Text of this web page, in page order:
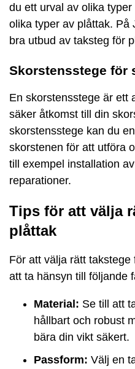
du ett urval av olika
olika typer av plåttak. På
bra utbud av taksteg för
Skorstensstege för
En skorstensstege är ett
säker åtkomst till din
skorstensstege kan du
skorstenen för att utföra
till exempel installation
reparationer.
Tips för att välja
plåttak
För att välja rätt
att ta hänsyn till följande
Material: Se till att
hållbart och robust
bära din vikt säkert.
Passform: Välj en